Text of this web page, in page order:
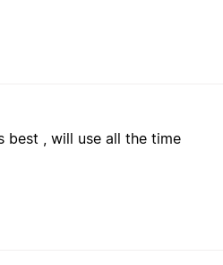
best , will use all the time